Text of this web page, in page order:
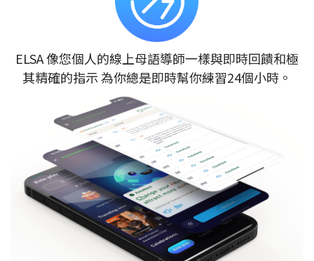
ELSA 像您個人的線上母語導師一樣與即時回饋和極
其精確的指示 為你總是即時幫你練習24個小時。